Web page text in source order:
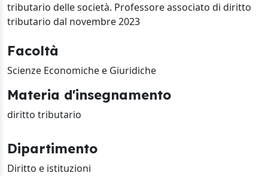
tributario delle società. Professore associato di diritto
tributario dal novembre 2023
Facoltà
Scienze Economiche e Giuridiche
Materia d'insegnamento
diritto tributario
Dipartimento
Diritto e istituzioni